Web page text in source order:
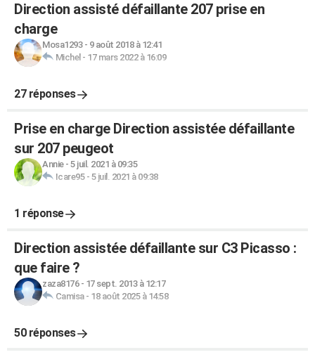
Direction assisté défaillante 207 prise en
charge
Mosa1293- 9 août 2018 à 12:41
Michel - 17 mars 2022 à 16:09
27 réponses
Prise en charge Direction assistée défaillante
sur 207 peugeot
Annie- 5 juil. 2021 à 09:35
Icare95- 5 juil. 2021 à 09:38
1 réponse
Direction assistée défaillante sur C3 Picasso :
que faire ?
zaza8176- 17 sept. 2013 à 12:17
Camisa- 18 août 2025 à 14:58
50 réponses